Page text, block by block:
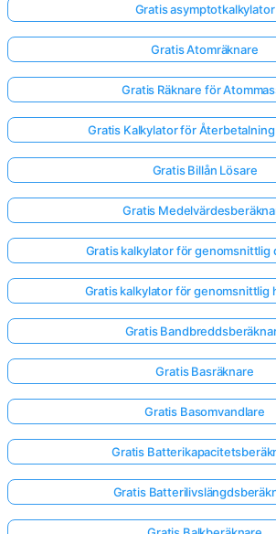
Gratis asymptotkalkylator
Gratis Atomräknare
Gratis Räknare för
Gratis Kalkylator för Återbetalning
Gratis Billån Lösare
Gratis
Gratis kalkylator för genomsnittlig
Gratis kalkylator för genomsnittlig
Gratis
Gratis Basräknare
Gratis Basomvandlare
Gratis
Gratis